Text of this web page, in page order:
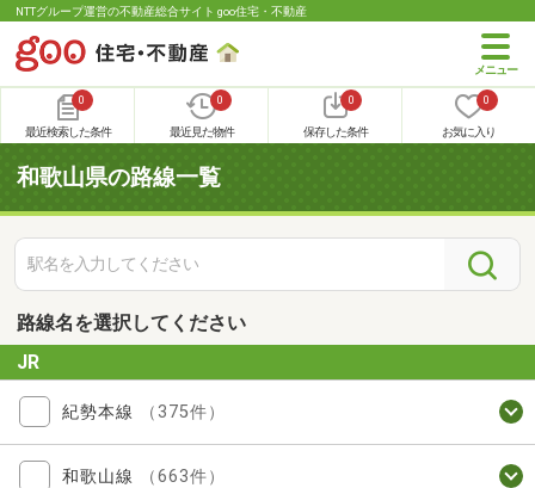
NTTグループ運営の不動産総合サイト goo住宅・不動産
0
最近検索した条件
0
最近見た物件
0
保存した条件
0
お気に入り
和歌山県の路線一覧
路線名を選択してください
JR
紀勢本線 （375件）
和歌山線 （663件）